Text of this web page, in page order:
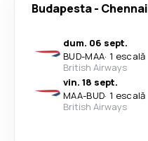
Budapesta- Chennai
dum. 06 sept.
BUD-MAA· 1 escală
British Airways
vin. 18 sept.
MAA-BUD· 1 escală
British Airways